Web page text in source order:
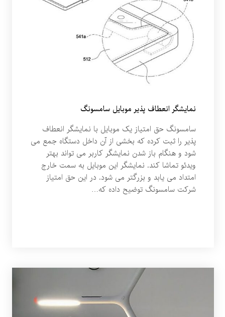
نمایشگر انعطاف پذیر موبایل سامسونگ
سامسونگ حق امتیاز یک موبایل با نمایشگر انعطاف
پذیر را ثبت کرده که بخشی از آن داخل دستگاه جمع می
شود و هنگام باز شدن نمایشگر کاربر می تواند بهتر
ویدئو تماشا کند. نمایشگر این موبایل به سمت خارج
امتداد می یابد و بزرگتر می شود. در این حق امتیاز
شرکت سامسونگ توضیح داده که…